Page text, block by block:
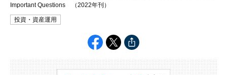
Important Questions （2022年刊）
投資・資産運用